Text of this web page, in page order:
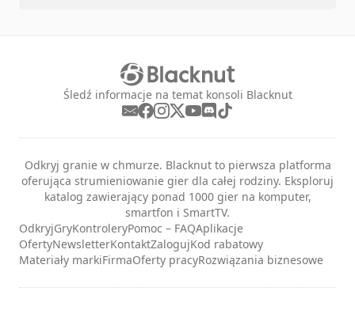
Śledź informacje na temat konsoli Blacknut
Odkryj granie w chmurze. Blacknut to pierwsza platforma
oferująca strumieniowanie gier dla całej rodziny. Eksploruj
katalog zawierający ponad 1000 gier na komputer,
smartfon i SmartTV.
OdkryjGryKontroleryPomoc – FAQAplikacje
OfertyNewsletterKontaktZalogujKod rabatowy
Materiały markiFirmaOferty pracyRozwiązania biznesowe